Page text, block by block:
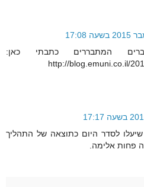
המתבררים כתבתי כאן:
http://blog.emuni.co.il/
לסדר היום כתוצאה של התהליך
פחות אלימה.